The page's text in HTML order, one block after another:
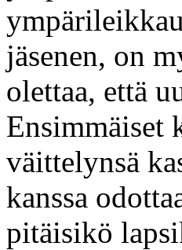
jäsenen, on
olettaa, että
Ensimmäiset
väittelynsä
kanssa
pitäisikö